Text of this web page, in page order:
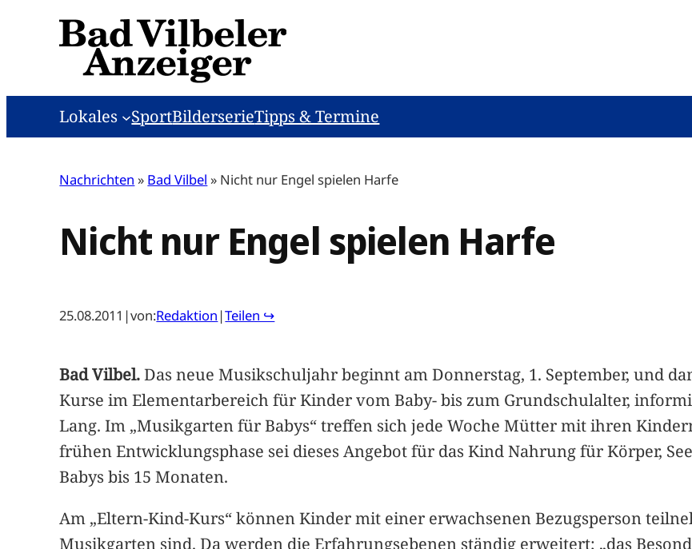
Lokales SportBilderserieTipps & Termine
Nachrichten » Bad Vilbel » Nicht nur Engel spielen Harfe
Nicht nur Engel spielen Harfe
25.08.2011 |von:Redaktion |Teilen ↪
Bad Vilbel.Das neue Musikschuljahr beginnt am Donnerstag, 1. September, und
Kurse im Elementarbereich für Kinder vom Baby- bis zum Grundschulalter,
Lang. Im „Musikgarten für Babys“ treffen sich jede Woche Mütter mit ihren
frühen Entwicklungsphase sei dieses Angebot für das Kind Nahrung für Körper,
Babys bis 15 Monaten.
Am „Eltern-Kind-Kurs“ können Kinder mit einer erwachsenen Bezugsperson
Musikgarten sind. Da werden die Erfahrungsebenen ständig erweitert; „das